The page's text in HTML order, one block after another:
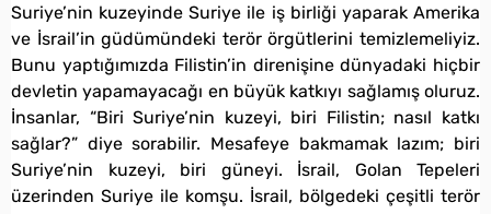
Suriye’nin kuzeyinde Suriye ile iş birliği yaparak Amerika
ve İsrail’in güdümündeki terör örgütlerini temizlemeliyiz.
Bunu yaptığımızda Filistin’in direnişine dünyadaki hiçbir
devletin yapamayacağı en büyük katkıyı sağlamış oluruz.
İnsanlar, “Biri Suriye’nin kuzeyi, biri Filistin; nasıl katkı
sağlar?” diye sorabilir. Mesafeye bakmamak lazım; biri
Suriye’nin kuzeyi, biri güneyi. İsrail, Golan Tepeleri
üzerinden Suriye ile komşu. İsrail, bölgedeki çeşitli terör